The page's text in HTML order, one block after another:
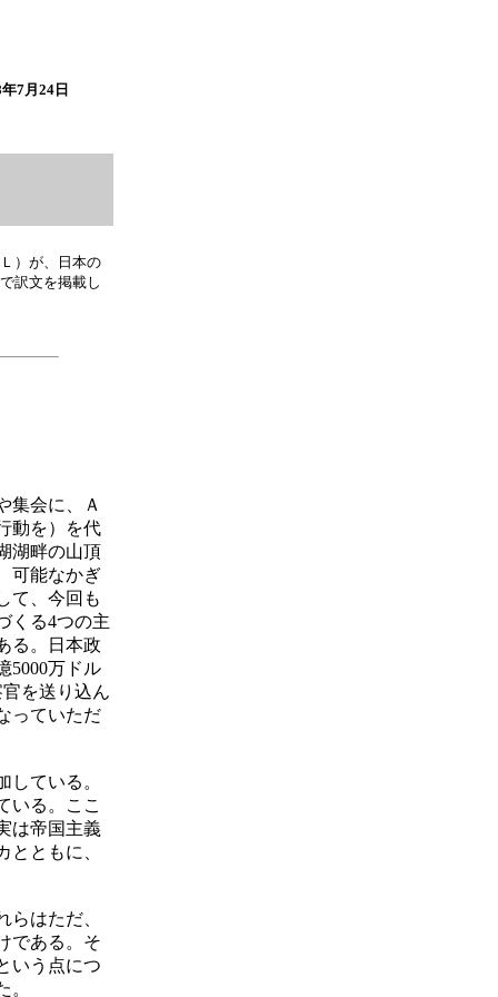
7月24日
）が、日本の
訳文を掲載し
集会に、Ａ
動を）を代
湖畔の山頂
可能なかぎ
て、今回も
くる4つの主
る。日本政
5000万ドル
を送り込ん
っていただ
ている。
いる。ここ
は帝国主義
ともに、
はただ、
である。そ
いう点につ